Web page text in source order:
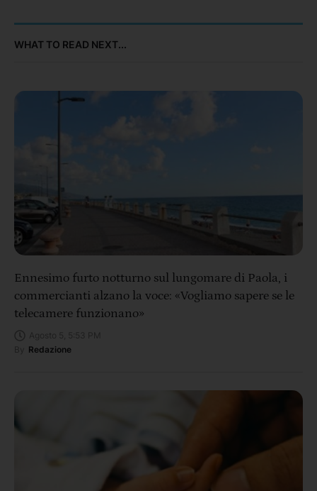
WHAT TO READ NEXT...
Ennesimo furto notturno sul lungomare di Paola, i
commercianti alzano la voce: «Vogliamo sapere se le
telecamere funzionano»
Redazione